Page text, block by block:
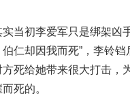
实当初李爱军只是绑架凶
仁却因我而死”，李铃
方死给她带来很大打击，
死的。